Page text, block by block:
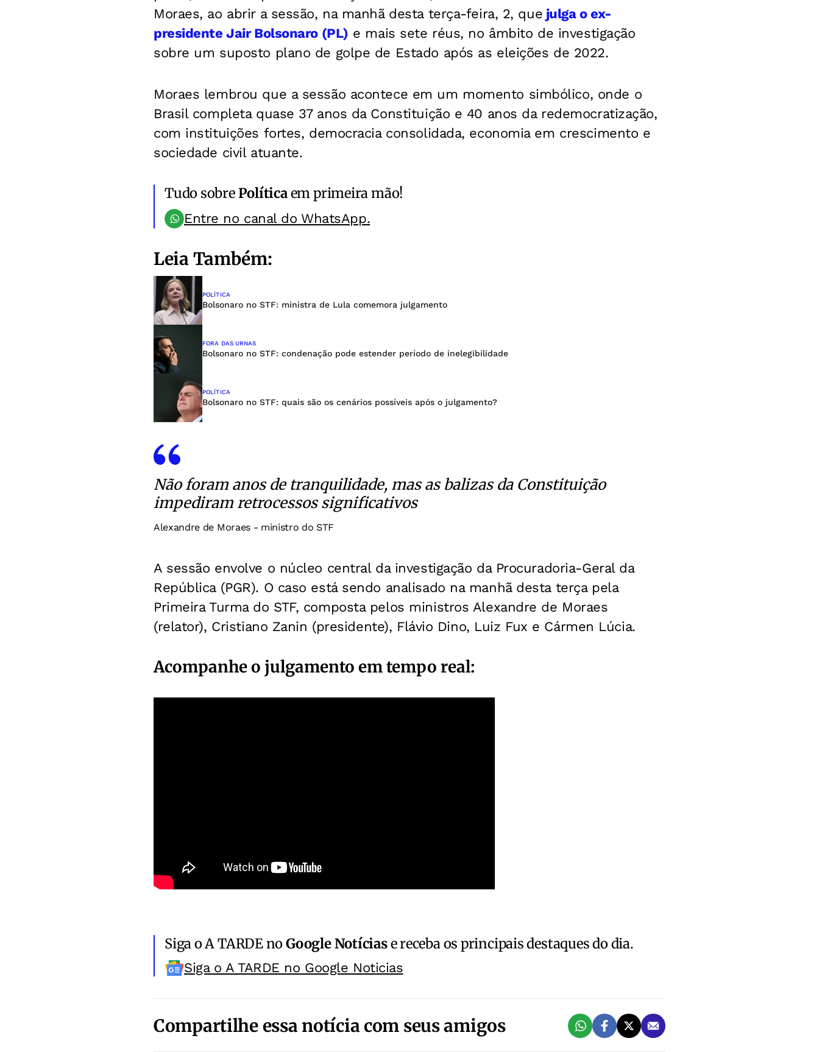
Moraes, ao abrir a sessão, na manhã desta terça-feira, 2, que julga o ex-
presidente Jair Bolsonaro (PL) e mais sete réus, no âmbito de investigação
sobre um suposto plano de golpe de Estado após as eleições de 2022.
Moraes lembrou que a sessão acontece em um momento simbólico, onde o
Brasil completa quase 37 anos da Constituição e 40 anos da redemocratização,
com instituições fortes, democracia consolidada, economia em crescimento e
sociedade civil atuante.
Tudo sobrePolíticaem primeira mão!
Entre no canal do WhatsApp.
Leia Também:
POLÍTICA
Bolsonaro no STF: ministra de Lula comemora julgamento
FORA DAS URNAS
Bolsonaro no STF: condenação pode estender período de inelegibilidade
POLÍTICA
Bolsonaro no STF: quais são os cenários possíveis após o julgamento?
Não foram anos de tranquilidade, mas as balizas da Constituição
impediram retrocessos significativos
Alexandre de Moraes - ministro do STF
A sessão envolve o núcleo central da investigação da Procuradoria-Geral da
República (PGR). O caso está sendo analisado na manhã desta terça pela
Primeira Turma do STF, composta pelos ministros Alexandre de Moraes
(relator), Cristiano Zanin (presidente), Flávio Dino, Luiz Fux e Cármen Lúcia.
Acompanhe o julgamento em tempo real:
Siga o A TARDE noGoogle Notíciase receba os principais destaques do dia.
Siga o A TARDE no Google Noticias
Compartilhe essa notícia com seus amigos